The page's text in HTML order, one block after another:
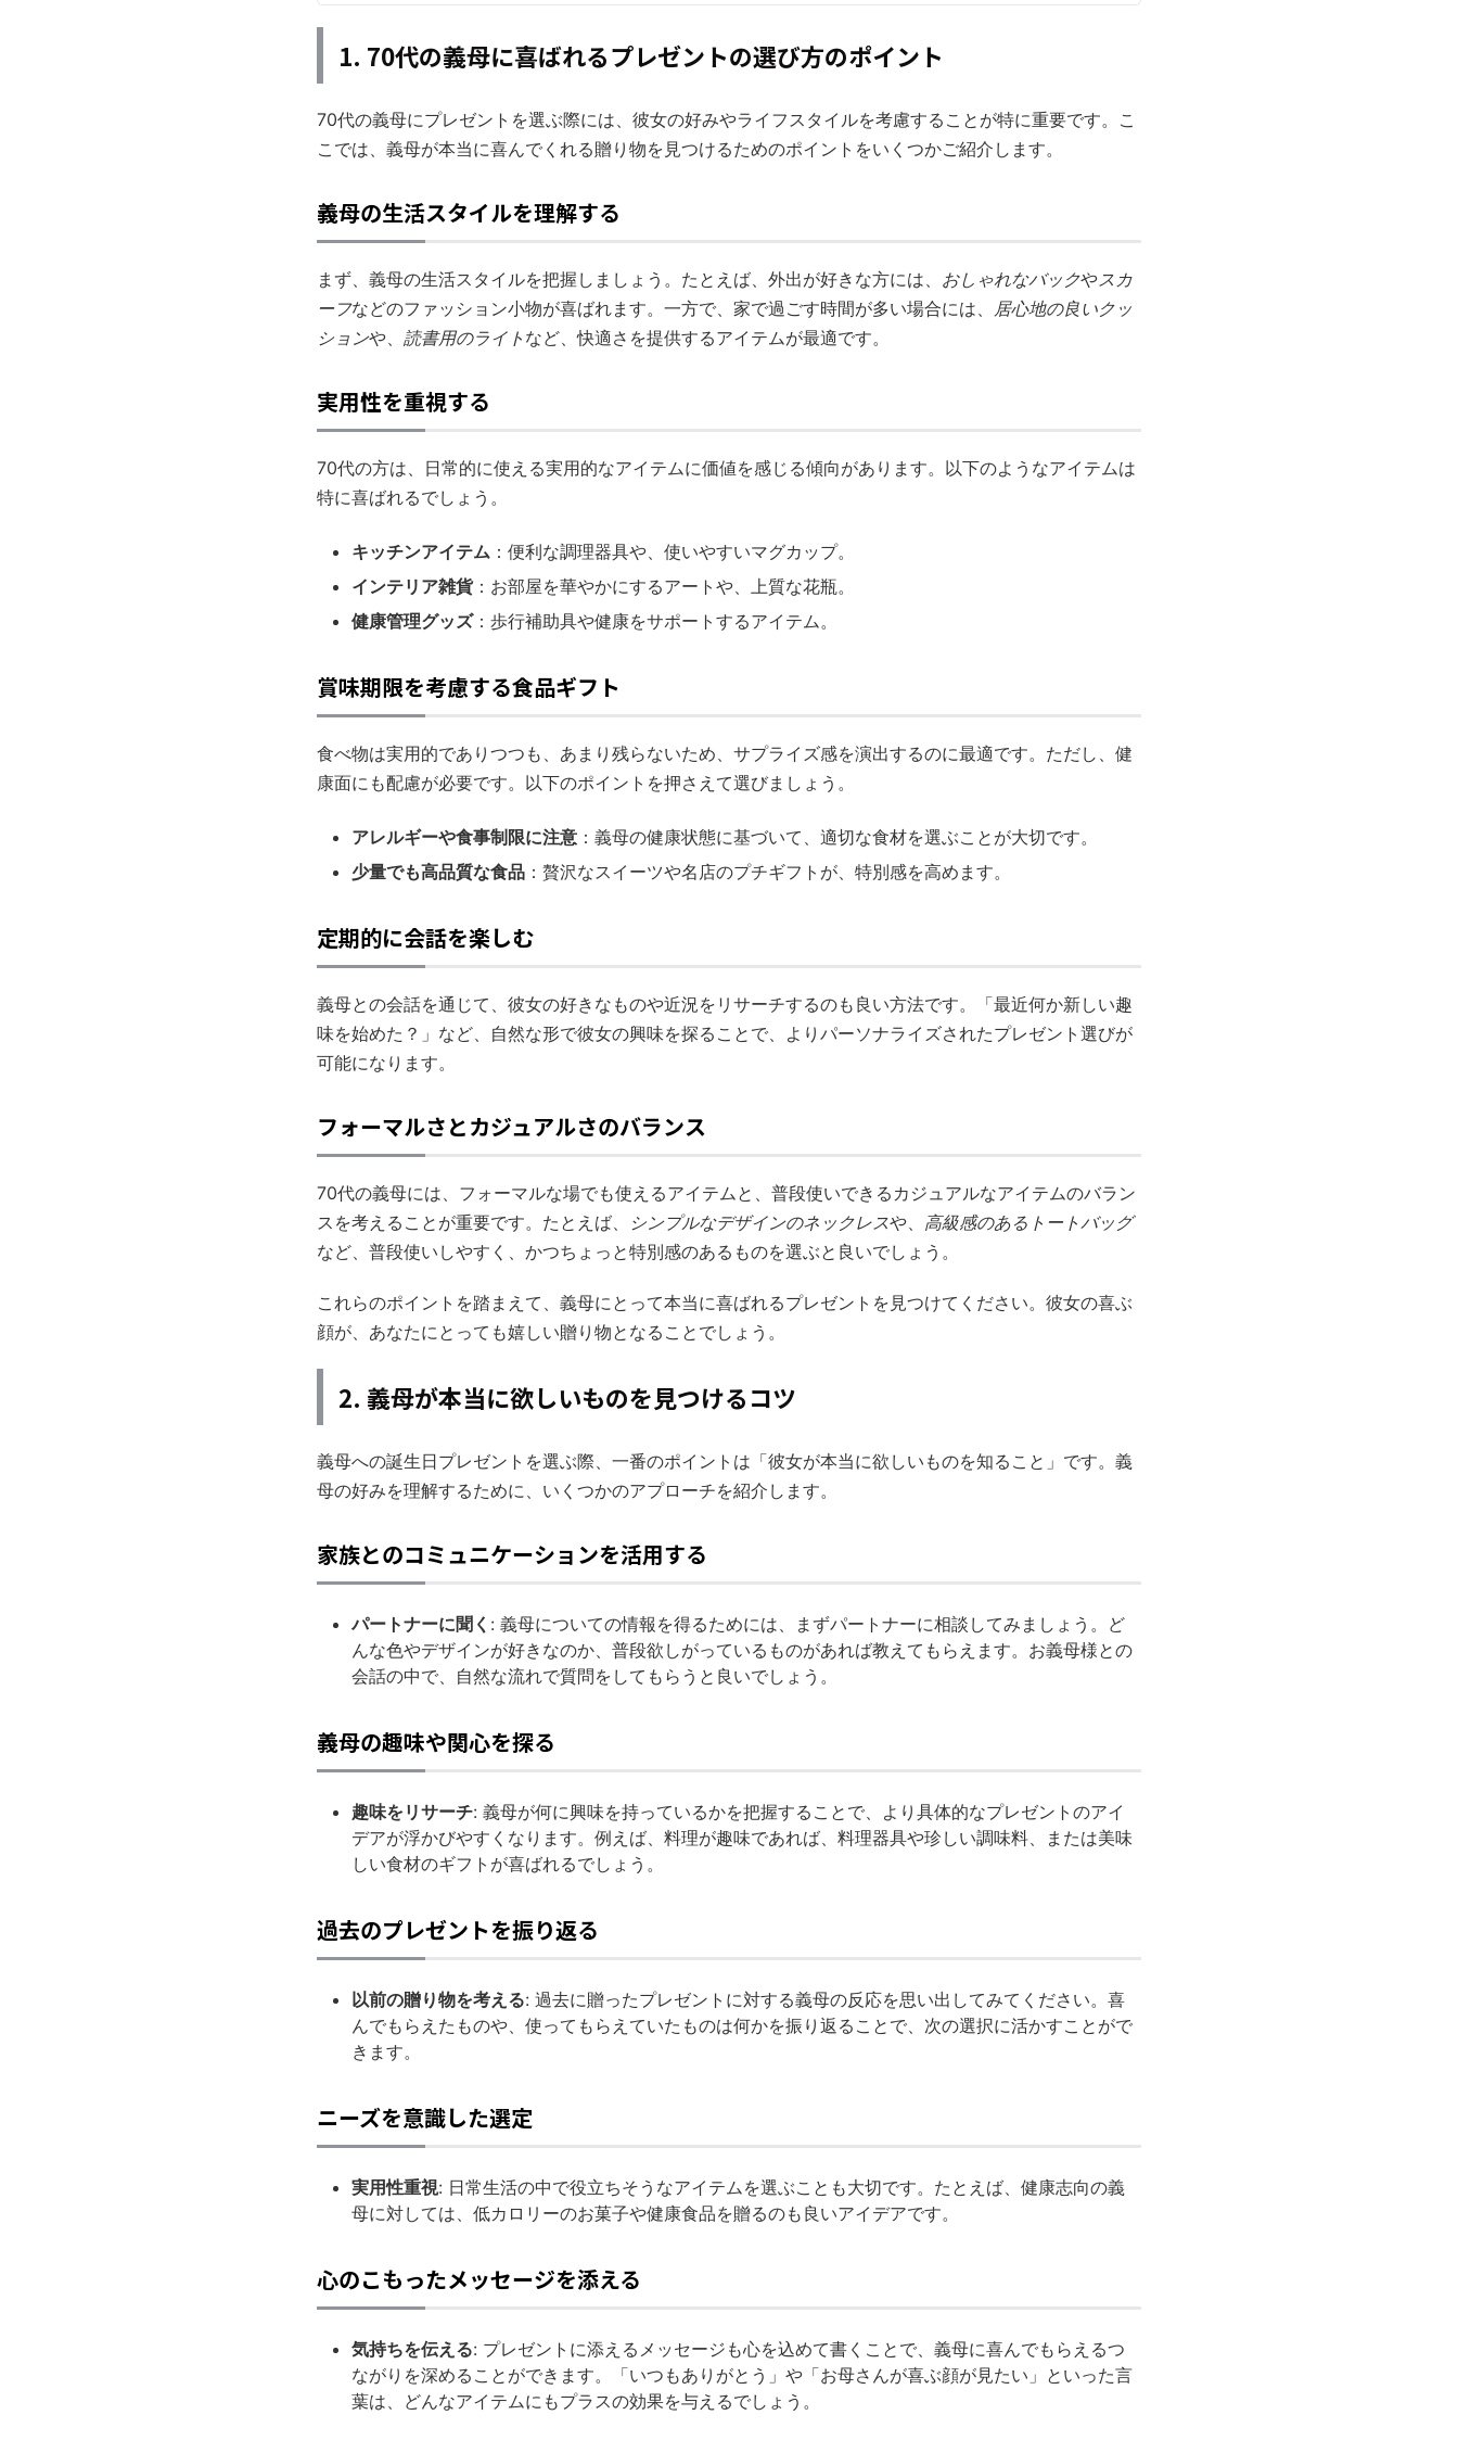
1. 70代の義母に喜ばれるプレゼントの選び方のポイント
70代の義母にプレゼントを選ぶ際には、彼女の好みやライフスタイルを考慮することが特に重要です。こ
こでは、義母が本当に喜んでくれる贈り物を見つけるためのポイントをいくつかご紹介します。
義母の生活スタイルを理解する
まず、義母の生活スタイルを把握しましょう。たとえば、外出が好きな方には、 おしゃれなバックやスカ
ーフなどのファッション小物が喜ばれます。一方で、家で過ごす時間が多い場合には、 居心地の良いクッ
ションや、 読書用のライト など、快適さを提供するアイテムが最適です。
実用性を重視する
70代の方は、日常的に使える実用的なアイテムに価値を感じる傾向があります。以下のようなアイテムは
特に喜ばれるでしょう。
キッチンアイテム ：便利な調理器具や、使いやすいマグカップ。
インテリア雑貨：お部屋を華やかにするアートや、上質な花瓶。
健康管理グッズ：歩行補助具や健康をサポートするアイテム。
賞味期限を考慮する食品ギフト
食べ物は実用的でありつつも、あまり残らないため、サプライズ感を演出するのに最適です。ただし、健
康面にも配慮が必要です。以下のポイントを押さえて選びましょう。
アレルギーや食事制限に注意 ：義母の健康状態に基づいて、適切な食材を選ぶことが大切です。
少量でも高品質な食品 ：贅沢なスイーツや名店のプチギフトが、特別感を高めます。
定期的に会話を楽しむ
義母との会話を通じて、彼女の好きなものや近況をリサーチするのも良い方法です。「最近何か新しい趣
味を始めた？」など、自然な形で彼女の興味を探ることで、よりパーソナライズされたプレゼント選びが
可能になります。
フォーマルさとカジュアルさのバランス
70代の義母には、フォーマルな場でも使えるアイテムと、普段使いできるカジュアルなアイテムのバラン
スを考えることが重要です。たとえば、
シンプルなデザインのネックレスや、 高級感のあるトートバッグ
など、普段使いしやすく、かつちょっと特別感のあるものを選ぶと良いでしょう。
これらのポイントを踏まえて、義母にとって本当に喜ばれるプレゼントを見つけてください。彼女の喜ぶ
顔が、あなたにとっても嬉しい贈り物となることでしょう。
2. 義母が本当に欲しいものを見つけるコツ
義母への誕生日プレゼントを選ぶ際、一番のポイントは「彼女が本当に欲しいものを知ること」です。義
母の好みを理解するために、いくつかのアプローチを紹介します。
家族とのコミュニケーションを活用する
パートナーに聞く : 義母についての情報を得るためには、まずパートナーに相談してみましょう。ど
んな色やデザインが好きなのか、普段欲しがっているものがあれば教えてもらえます。お義母様との
会話の中で、自然な流れで質問をしてもらうと良いでしょう。
義母の趣味や関心を探る
趣味をリサーチ: 義母が何に興味を持っているかを把握することで、より具体的なプレゼントのアイ
デアが浮かびやすくなります。例えば、料理が趣味であれば、料理器具や珍しい調味料、または美味
しい食材のギフトが喜ばれるでしょう。
過去のプレゼントを振り返る
以前の贈り物を考える: 過去に贈ったプレゼントに対する義母の反応を思い出してみてください。喜
んでもらえたものや、使ってもらえていたものは何かを振り返ることで、次の選択に活かすことがで
きます。
ニーズを意識した選定
実用性重視: 日常生活の中で役立ちそうなアイテムを選ぶことも大切です。たとえば、健康志向の義
母に対しては、低カロリーのお菓子や健康食品を贈るのも良いアイデアです。
心のこもったメッセージを添える
気持ちを伝える: プレゼントに添えるメッセージも心を込めて書くことで、義母に喜んでもらえるつ
ながりを深めることができます。「いつもありがとう」や「お母さんが喜ぶ顔が見たい」といった言
葉は、どんなアイテムにもプラスの効果を与えるでしょう。